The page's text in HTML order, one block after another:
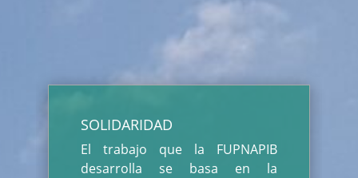
SOLIDARIDAD
El trabajo que la FUPNAPIB
desarrolla se basa en la